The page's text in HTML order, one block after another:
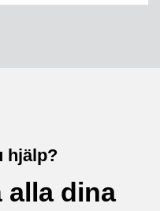
hjälp?
alla dina